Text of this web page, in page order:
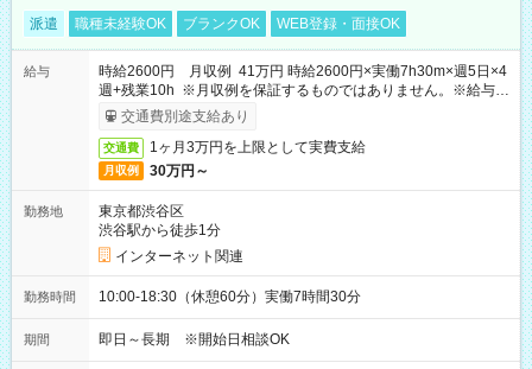
派遣 職種未経験OK ブランクOK WEB登録・面接OK
給与
時給2600円 月収例 41万円 時給2600円×実働7h30m×週5日×4
週+残業10h ※月収例を保証するものではありません。※給与即
受取りサービス利用可（利用条件有）
交通費別途支給あり
交通費 1ヶ月3万円を上限として実費支給
月収例 30万円～
勤務地
東京都渋谷区
渋谷駅から徒歩1分
インターネット関連
勤務時間 10:00-18:30（休憩60分）実働7時間30分
期間 即日～長期 ※開始日相談OK